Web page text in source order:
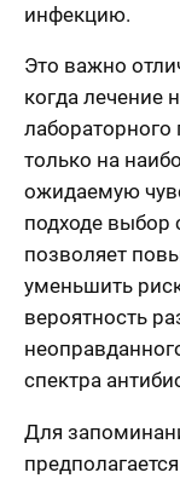
инфекцию.
Это важно
когда лечение
только на
ожидаемую
подходе выбор
позволяет
уменьшить
вероятность
спектра
Для